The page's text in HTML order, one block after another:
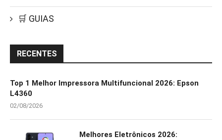
🛒 GUIAS
RECENTES
Top 1 Melhor Impressora Multifuncional 2026: Epson
L4360
02/08/2026
Melhores Eletrônicos 2026: